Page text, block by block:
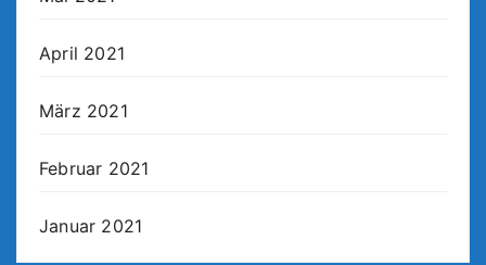
April 2021
März 2021
Februar 2021
Januar 2021